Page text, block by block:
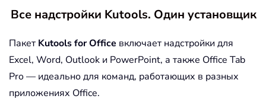
Все надстройки Kutools. Один установщик
Пакет Kutools for Office включает надстройки для
Excel, Word, Outlook и PowerPoint, а также Office Tab
Pro — идеально для команд, работающих в разных
приложениях Office.